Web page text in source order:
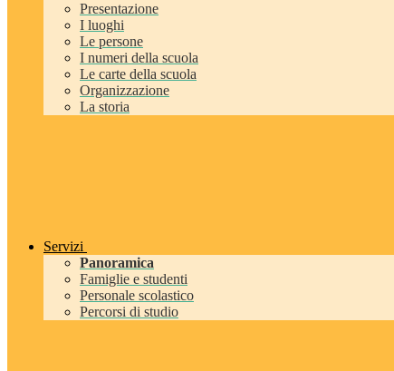
Presentazione
I luoghi
Le persone
I numeri della scuola
Le carte della scuola
Organizzazione
La storia
Servizi
Panoramica
Famiglie e studenti
Personale scolastico
Percorsi di studio